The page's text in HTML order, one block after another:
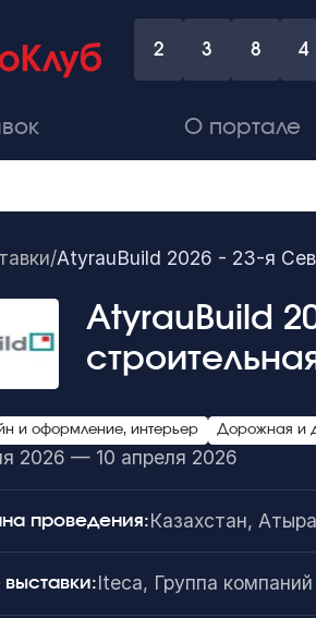
2 3 8 4
О портале
/AtyrauBuild 2026 - 23-я
AtyrauBuild
и оформление, интерьер Дорожная и
2026 — 10 апреля 2026
проведения:Казахстан,
Iteca, Группа компаний